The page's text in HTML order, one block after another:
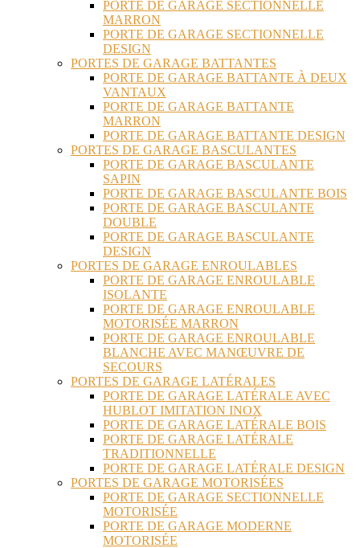
PORTE DE GARAGE SECTIONNELLE
MARRON
PORTE DE GARAGE SECTIONNELLE
DESIGN
PORTES DE GARAGE BATTANTES
PORTE DE GARAGE BATTANTE À DEUX
VANTAUX
PORTE DE GARAGE BATTANTE
MARRON
PORTE DE GARAGE BATTANTE DESIGN
PORTES DE GARAGE BASCULANTES
PORTE DE GARAGE BASCULANTE
SAPIN
PORTE DE GARAGE BASCULANTE BOIS
PORTE DE GARAGE BASCULANTE
DOUBLE
PORTE DE GARAGE BASCULANTE
DESIGN
PORTES DE GARAGE ENROULABLES
PORTE DE GARAGE ENROULABLE
ISOLANTE
PORTE DE GARAGE ENROULABLE
MOTORISÉE MARRON
PORTE DE GARAGE ENROULABLE
BLANCHE AVEC MANŒUVRE DE
SECOURS
PORTES DE GARAGE LATÉRALES
PORTE DE GARAGE LATÉRALE AVEC
HUBLOT IMITATION INOX
PORTE DE GARAGE LATÉRALE BOIS
PORTE DE GARAGE LATÉRALE
TRADITIONNELLE
PORTE DE GARAGE LATÉRALE DESIGN
PORTES DE GARAGE MOTORISÉES
PORTE DE GARAGE SECTIONNELLE
MOTORISÉE
PORTE DE GARAGE MODERNE
MOTORISÉE